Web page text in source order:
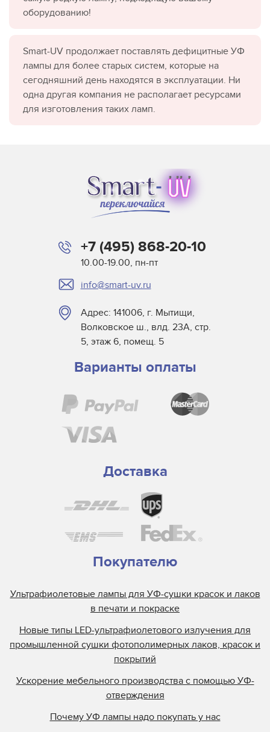
оборудованию!
Smart-UV продолжает поставлять дефицитные УФ
лампы для более старых систем, которые на
сегодняшний день находятся в эксплуатации. Ни
одна другая компания не располагает ресурсами
для изготовления таких ламп.
+7 (495) 868-20-10
10.00-19.00, пн-пт
info@smart-uv.ru
Адрес: 141006, г. Мытищи,
Волковское ш., влд. 23А, стр.
5, этаж 6, помещ. 5
Варианты оплаты
Доставка
Покупателю
Ультрафиолетовые лампы для УФ-сушки красок и лаков
в печати и покраске
Новые типы LED-ультрафиолетового излучения для
промышленной сушки фотополимерных лаков, красок и
покрытий
Ускорение мебельного производства с помощью УФ-
отверждения
Почему УФ лампы надо покупать у нас